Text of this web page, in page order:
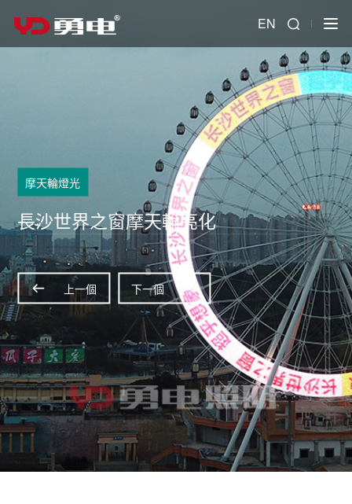
EN
摩天輪燈光
長沙世界之窗摩天輪亮化
上一個 下一個